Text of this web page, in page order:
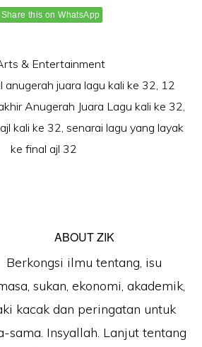
Share this on WhatsApp
& Entertainment
anugerah juara lagu kali ke 32, 12
Anugerah Juara Lagu kali ke 32,
kali ke 32, senarai lagu yang layak
ke final ajl 32
ABOUTZIK
Berkongsi ilmu tentang, isu
sukan, ekonomi, akademik,
kacak dan peringatan untuk
sama. Insyallah. Lanjut tentang